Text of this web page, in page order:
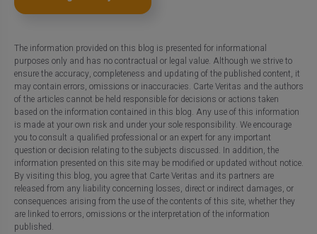
The information provided on this blog is presented for informational
purposes only and has no contractual or legal value. Although we strive to
ensure the accuracy, completeness and updating of the published content, it
may contain errors, omissions or inaccuracies. Carte Veritas and the authors
of the articles cannot be held responsible for decisions or actions taken
based on the information contained in this blog. Any use of this information
is made at your own risk and under your sole responsibility. We encourage
you to consult a qualified professional or an expert for any important
question or decision relating to the subjects discussed. In addition, the
information presented on this site may be modified or updated without notice.
By visiting this blog, you agree that Carte Veritas and its partners are
released from any liability concerning losses, direct or indirect damages, or
consequences arising from the use of the contents of this site, whether they
are linked to errors, omissions or the interpretation of the information
published.